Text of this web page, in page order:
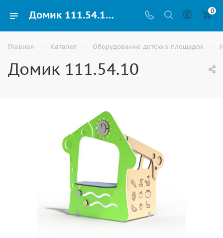
Домик 111.54.10 на улицу для детской площадки купить в Волгограде 0
Главная — Каталог — Оборудование детских площадок —
Домик 111.54.10